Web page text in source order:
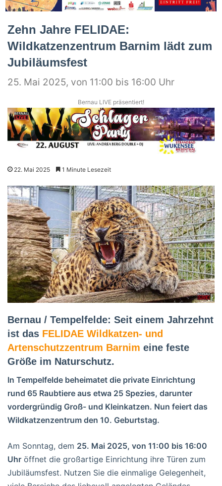
Zehn Jahre FELIDAE:
Wildkatzenzentrum Barnim lädt zum
Jubiläumsfest
25. Mai 2025, von 11:00 bis 16:00 Uhr
Bernau LIVE präsentiert!
22. Mai 2025 1 Minute Lesezeit
Bernau / Tempelfelde: Seit einem Jahrzehnt
ist das FELIDAE Wildkatzen- und
Artenschutzzentrum Barnim eine feste
Größe im Naturschutz.
In Tempelfelde beheimatet die private Einrichtung
rund 65 Raubtiere aus etwa 25 Spezies, darunter
vordergründig Groß- und Kleinkatzen. Nun feiert das
Wildkatzenzentrum den 10. Geburtstag.
Am Sonntag, dem 25. Mai 2025, von 11:00 bis 16:00
Uhr öffnet die großartige Einrichtung ihre Türen zum
Jubiläumsfest. Nutzen Sie die einmalige Gelegenheit,